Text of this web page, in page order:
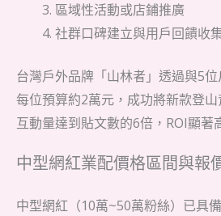
區域性活動或店鋪推廣
社群口碑建立與用戶回饋收
台灣戶外品牌「山林者」透過與5位
每位預算約2萬元，成功將新款登山
互動量達到貼文數的6倍，ROI顯著
中型網紅業配價格區間與報
中型網紅（10萬~50萬粉絲）已具